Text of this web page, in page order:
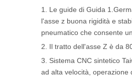
1. Le guide di Guida
l'asse z buona rigidità e
pneumatico che consente
2. Il tratto dell'asse Z è da
3. Sistema CNC sintetico
ad alta velocità, operazione